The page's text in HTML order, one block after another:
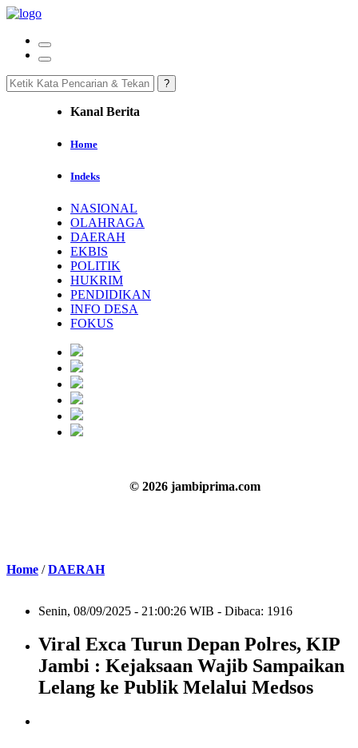
Kanal Berita
Home
Indeks
NASIONAL
OLAHRAGA
DAERAH
EKBIS
POLITIK
HUKRIM
PENDIDIKAN
INFO DESA
FOKUS
© 2026 jambiprima.com
Home /DAERAH
Senin, 08/09/2025 - 21:00:26 WIB - Dibaca: 1916
Viral Exca Turun Depan Polres, KIP
Jambi : Kejaksaan Wajib Sampaikan
Lelang ke Publik Melalui Medsos